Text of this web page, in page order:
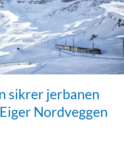
sikrer jerbanen
Nordveggen